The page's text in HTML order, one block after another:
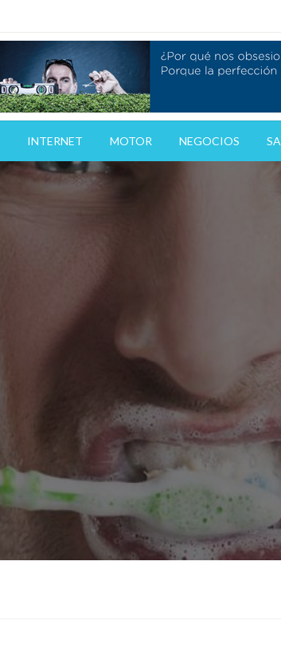
INTERNET MOTOR NEGOCIOS